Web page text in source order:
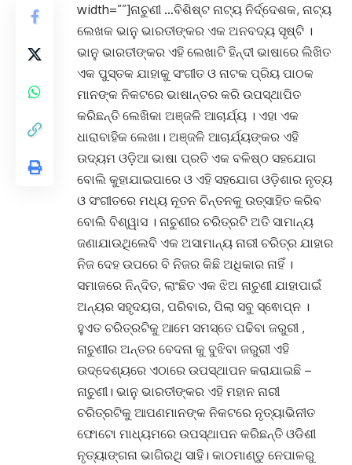
width=””]ନାଚୁଣୀ …ବିଶିଷ୍ଟ ନାଟ୍ୟ ନିର୍ଦ୍ଦେଶକ, ନାଟ୍ୟ
ଲେଖକ ଭାନୁ ଭାରତୀଙ୍କର ଏକ ଅନବଦ୍ୟ ସୃଷ୍ଟି ।
ଭାନୁ ଭାରତୀଙ୍କର ଏହି ଲେଖାଟି ହିନ୍ଦୀ ଭାଷାରେ ଲିଖିତ
ଏକ ପୁସ୍ତକ ଯାହାକୁ ସଂଗୀତ ଓ ନାଟକ ପ୍ରିୟ ପାଠକ
ମାନଙ୍କ ନିକଟରେ ଭାଷାନ୍ତର କରି ଉପସ୍ଥାପିତ
କରିଛନ୍ତି ଲେଖିକା ଅଞ୍ଜଳି ଆଚାର୍ଯ୍ୟ । ଏହା ଏକ
ଧାରାବାହିକ ଲେଖା। ଅଞ୍ଜଳି ଆଚାର୍ଯ୍ୟଙ୍କର ଏହି
ଉଦ୍ୟମ ଓଡ଼ିଆ ଭାଷା ପ୍ରତି ଏକ ବଳିଷ୍ଠ ସହଯୋଗ
ବୋଲି କୁହାଯାଇପାରେ ଓ ଏହି ସହଯୋଗ ଓଡ଼ିଶାର ନୃତ୍ୟ
ଓ ସଂଗୀତରେ ମଧ୍ୟ ନୂତନ ଚିନ୍ତନକୁ ଉତ୍ସାହିତ କରିବ
ବୋଲି ବିଶ୍ୱାସ । ନାଚୁଣୀର ଚରିତ୍ରଟି ଅତି ସାମାନ୍ୟ
ଜଣାଯାଉଥିଲେବି ଏକ ଅସାମାନ୍ୟ ନାରୀ ଚରିତ୍ର ଯାହାର
ନିଜ ଦେହ ଉପରେ ବି ନିଜର କିଛି ଅଧିକାର ନାହିଁ ।
ସମାଜରେ ନିନ୍ଦିତ, ଲାଂଛିତ ଏକ ଝିଅ ନାଚୁଣୀ ଯାହାପାଇଁ
ଅନ୍ୟର ସହୃଦୟତା, ପରିବାର, ପିଲା ସବୁ ସ୍ଵୋପ୍ନ ।
ହୁଏତ ଚରିତ୍ରଟିକୁ ଆମେ ସମସ୍ତେ ପଢିବା ଜରୁରୀ ,
ନାଚୁଣୀର ଅନ୍ତର ବେଦନା କୁ ବୁଝିବା ଜରୁରୀ ଏହି
ଉଦ୍ଦେଶ୍ୟରେ ଏଠାରେ ଉପସ୍ଥାପନ କରାଯାଇଛି –
ନାଚୁଣୀ। ଭାନୁ ଭାରତୀଙ୍କର ଏହି ମହାନ ନାରୀ
ଚରିତ୍ରଟିକୁ ଆପଣମାନଙ୍କ ନିକଟରେ ନୃତ୍ୟାଭିନୀତ
ଫୋଟୋ ମାଧ୍ୟମରେ ଉପସ୍ଥାପନ କରିଛନ୍ତି ଓଡିଶୀ
ନୃତ୍ୟାଙ୍ଗନା ଭାଗିରଥି ସାହି। କାଠମାଣ୍ଡୁ ନେପାଳରୁ